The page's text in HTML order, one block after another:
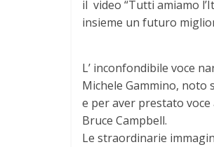
il video “Tutti amiamo
insieme un futuro
L’ inconfondibile voce
Michele Gammino, noto
e per aver prestato voce
Bruce Campbell.
Le straordinarie